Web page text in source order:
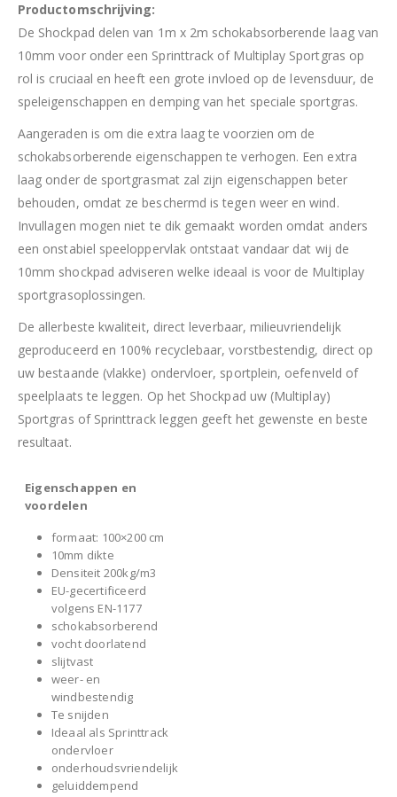
Productomschrijving:
De Shockpad delen van 1m x 2m schokabsorberende laag van
10mm voor onder een Sprinttrack of Multiplay Sportgras op
rol is cruciaal en heeft een grote invloed op de levensduur, de
speleigenschappen en demping van het speciale sportgras.
Aangeraden is om die extra laag te voorzien om de
schokabsorberende eigenschappen te verhogen. Een extra
laag onder de sportgrasmat zal zijn eigenschappen beter
behouden, omdat ze beschermd is tegen weer en wind.
Invullagen mogen niet te dik gemaakt worden omdat anders
een onstabiel speeloppervlak ontstaat vandaar dat wij de
10mm shockpad adviseren welke ideaal is voor de Multiplay
sportgrasoplossingen.
De allerbeste kwaliteit, direct leverbaar, milieuvriendelijk
geproduceerd en 100% recyclebaar, vorstbestendig, direct op
uw bestaande (vlakke) ondervloer, sportplein, oefenveld of
speelplaats te leggen. Op het Shockpad uw (Multiplay)
Sportgras of Sprinttrack leggen geeft het gewenste en beste
resultaat.
Eigenschappen en
voordelen
formaat: 100×200 cm
10mm dikte
Densiteit 200kg/m3
EU-gecertificeerd
volgens EN-1177
schokabsorberend
vocht doorlatend
slijtvast
weer- en
windbestendig
Te snijden
Ideaal als Sprinttrack
ondervloer
onderhoudsvriendelijk
geluiddempend